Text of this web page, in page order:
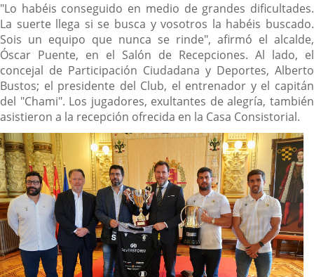
"Lo habéis conseguido en medio de grandes dificultades.
La suerte llega si se busca y vosotros la habéis buscado.
Sois un equipo que nunca se rinde", afirmó el alcalde,
Óscar Puente, en el Salón de Recepciones. Al lado, el
concejal de Participación Ciudadana y Deportes, Alberto
Bustos; el presidente del Club, el entrenador y el capitán
del "Chami". Los jugadores, exultantes de alegría, también
asistieron a la recepción ofrecida en la Casa Consistorial.